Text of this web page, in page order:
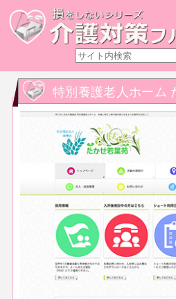
特別養護老人ホーム